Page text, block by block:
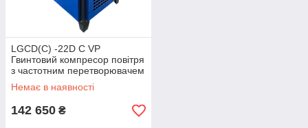
LGCD(C) -22D C VP
Гвинтовий компресор повітря
з частотним перетворювачем
22 кВт / 30 HP
Немає в наявності
142 650 ₴